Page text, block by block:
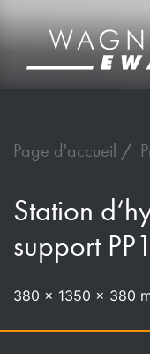
Page d'accueil
Station
support
380 x 1350 x 380